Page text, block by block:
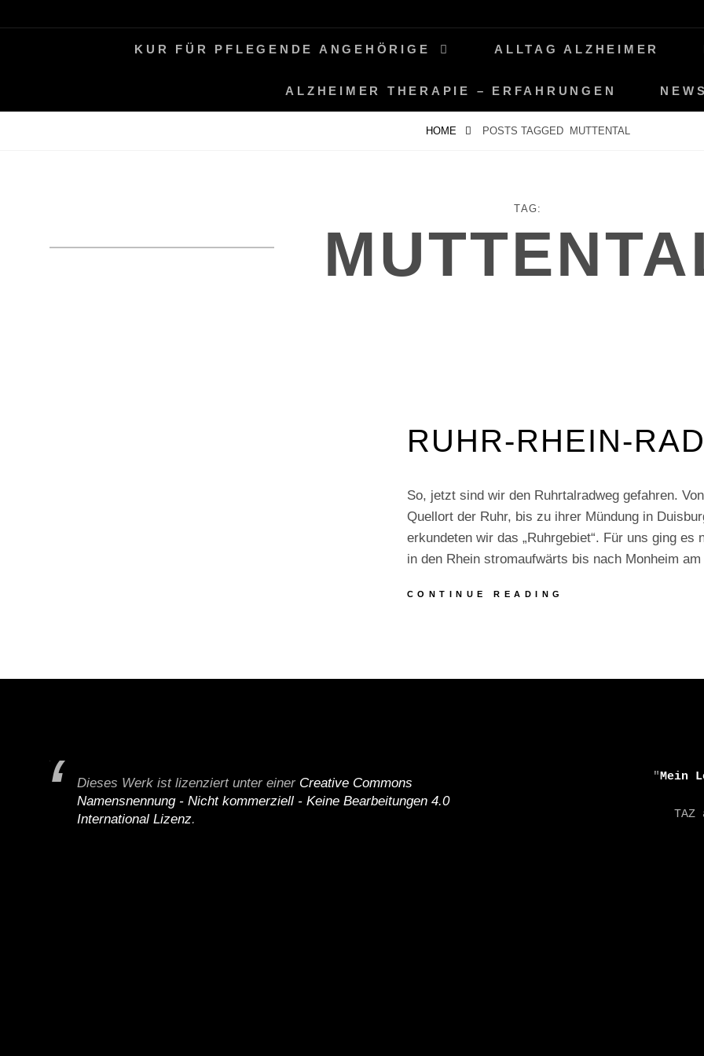
to
PERIFAIR
KUR FÜR PFLEGENDE ANGEHÖRIGE ALLTAG ALZHEIMER
ALZHEIMER THERAPIE – ERFAHRUNGEN
HOME POSTS TAGGED MUTTENTAL
TAG:
RUHR-RHEIN-
So, jetzt sind wir den Ruhrtalradweg gefahren.
Quellort der Ruhr, bis zu ihrer Mündung in
erkundeten wir das „Ruhrgebiet“. Für uns ging es
in den Rhein stromaufwärts bis nach Monheim
CONTINUE READING
Dieses Werk ist lizenziert unter einer Creative Commons
Namensnennung - Nicht kommerziell - Keine Bearbeitungen 4.0
International Lizenz.
    "
Mein